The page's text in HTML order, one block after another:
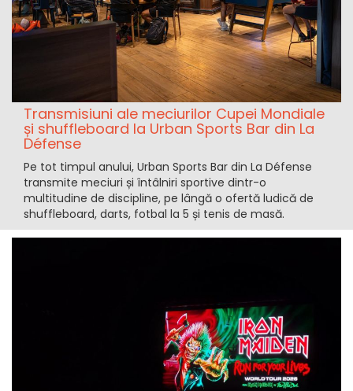
Transmisiuni ale meciurilor Cupei Mondiale
și shuffleboard la Urban Sports Bar din La
Défense
Pe tot timpul anului, Urban Sports Bar din La Défense
transmite meciuri și întâlniri sportive dintr-o
multitudine de discipline, pe lângă o ofertă ludică de
shuffleboard, darts, fotbal la 5 și tenis de masă.